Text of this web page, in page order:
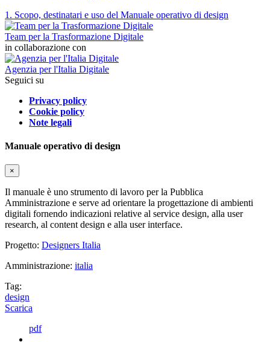
1. Scopo, destinatari e uso del Manuale operativo di design
Team per la Trasformazione Digitale
in collaborazione con
Agenzia per l'Italia Digitale
Seguici su
Privacy policy
Cookie policy
Note legali
Manuale operativo di design
×
Il manuale è uno strumento di lavoro per la Pubblica
Amministrazione e serve ad orientare la progettazione di ambienti
digitali fornendo indicazioni relative al service design, alla user
research, al content design e alla user interface.
Progetto: Designers Italia
Amministrazione: italia
Tag:
design
Scarica
pdf